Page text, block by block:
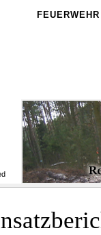
FEUERWEHR